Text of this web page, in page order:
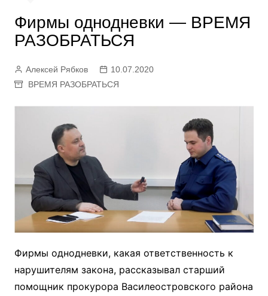
Фирмы однодневки — ВРЕМЯ
РАЗОБРАТЬСЯ
Алексей Рябков
10.07.2020
ВРЕМЯ РАЗОБРАТЬСЯ
Фирмы однодневки, какая ответственность к
нарушителям закона, рассказывал старший
помощник прокурора Василеостровского района